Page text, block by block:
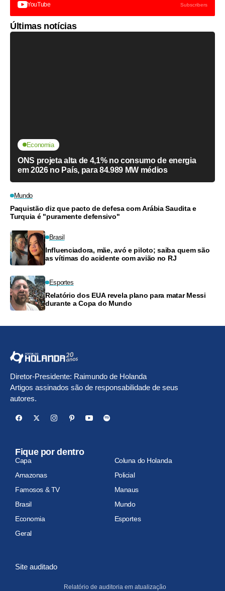
YouTube Subscribers
Últimas notícias
Economia
ONS projeta alta de 4,1% no consumo de energia
em 2026 no País, para 84.989 MW médios
Mundo
Paquistão diz que pacto de defesa com Arábia Saudita e
Turquia é "puramente defensivo"
Brasil
Influenciadora, mãe, avó e piloto; saiba quem são
as vítimas do acidente com avião no RJ
Esportes
Relatório dos EUA revela plano para matar Messi
durante a Copa do Mundo
Diretor-Presidente: Raimundo de Holanda
Artigos assinados são de responsabilidade de seus
autores.
Fique por dentro
Capa
Coluna do Holanda
Amazonas
Policial
Famosos & TV
Manaus
Brasil
Mundo
Economia
Esportes
Geral
Site auditado
Relatório de auditoria em atualização